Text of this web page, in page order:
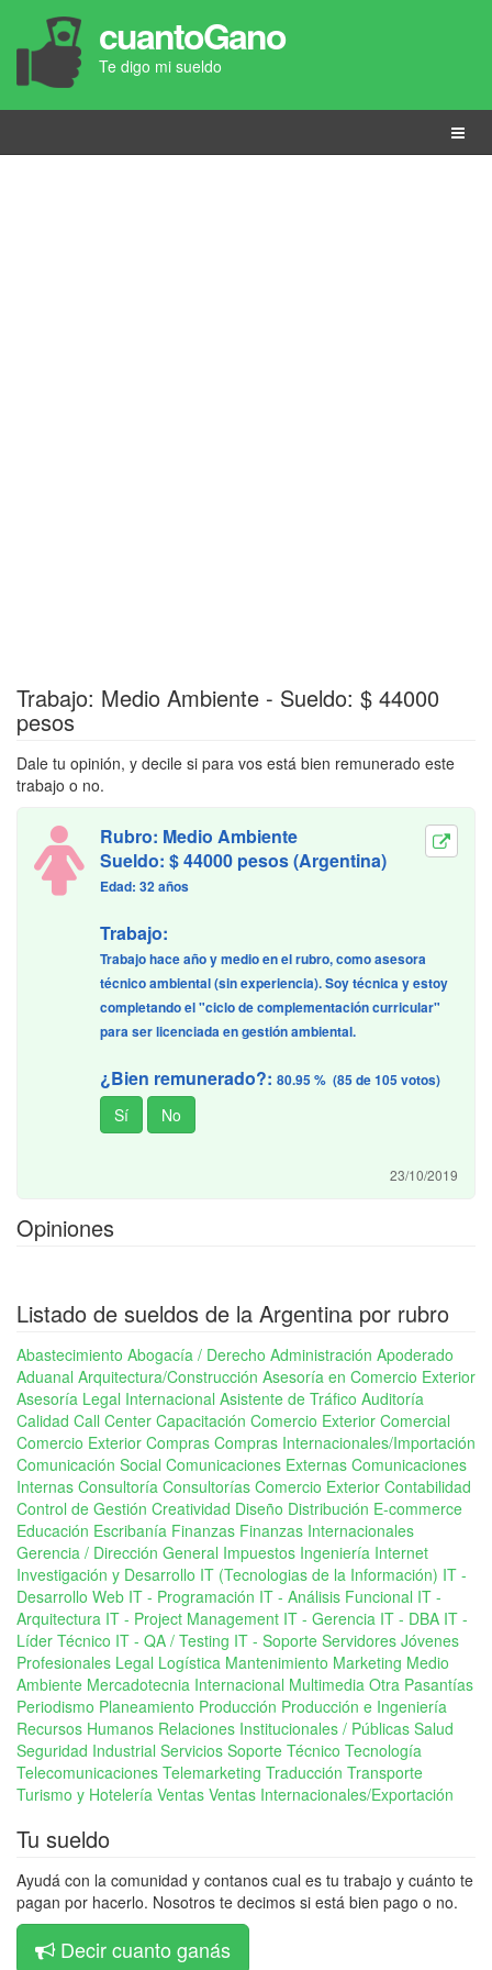
cuantoGano
Te digo mi sueldo
Menú
Trabajo: Medio Ambiente - Sueldo: $ 44000
pesos
Dale tu opinión, y decile si para vos está bien remunerado este
trabajo o no.
Rubro: Medio Ambiente
Sueldo: $ 44000 pesos (Argentina)
Edad: 32 años
Trabajo:
Trabajo hace año y medio en el rubro, como asesora
técnico ambiental (sin experiencia). Soy técnica y estoy
completando el "ciclo de complementación curricular"
para ser licenciada en gestión ambiental.
¿Bien remunerado?: 80.95 % (85 de 105 votos)
23/10/2019
Opiniones
Listado de sueldos de la Argentina por rubro
Abastecimiento Abogacía / Derecho Administración Apoderado
Aduanal Arquitectura/Construcción Asesoría en Comercio Exterior
Asesoría Legal Internacional Asistente de Tráfico Auditoría
Calidad Call Center Capacitación Comercio Exterior Comercial
Comercio Exterior Compras Compras Internacionales/Importación
Comunicación Social Comunicaciones Externas Comunicaciones
Internas Consultoría Consultorías Comercio Exterior Contabilidad
Control de Gestión Creatividad Diseño Distribución E-commerce
Educación Escribanía Finanzas Finanzas Internacionales
Gerencia / Dirección General Impuestos Ingeniería Internet
Investigación y Desarrollo IT (Tecnologias de la Información) IT -
Desarrollo Web IT - Programación IT - Análisis Funcional IT -
Arquitectura IT - Project Management IT - Gerencia IT - DBA IT -
Líder Técnico IT - QA / Testing IT - Soporte Servidores Jóvenes
Profesionales Legal Logística Mantenimiento Marketing Medio
Ambiente Mercadotecnia Internacional Multimedia Otra Pasantías
Periodismo Planeamiento Producción Producción e Ingeniería
Recursos Humanos Relaciones Institucionales / Públicas Salud
Seguridad Industrial Servicios Soporte Técnico Tecnología
Telecomunicaciones Telemarketing Traducción Transporte
Turismo y Hotelería Ventas Ventas Internacionales/Exportación
Tu sueldo
Ayudá con la comunidad y contanos cual es tu trabajo y cuánto te
pagan por hacerlo. Nosotros te decimos si está bien pago o no.
Decir cuanto ganás